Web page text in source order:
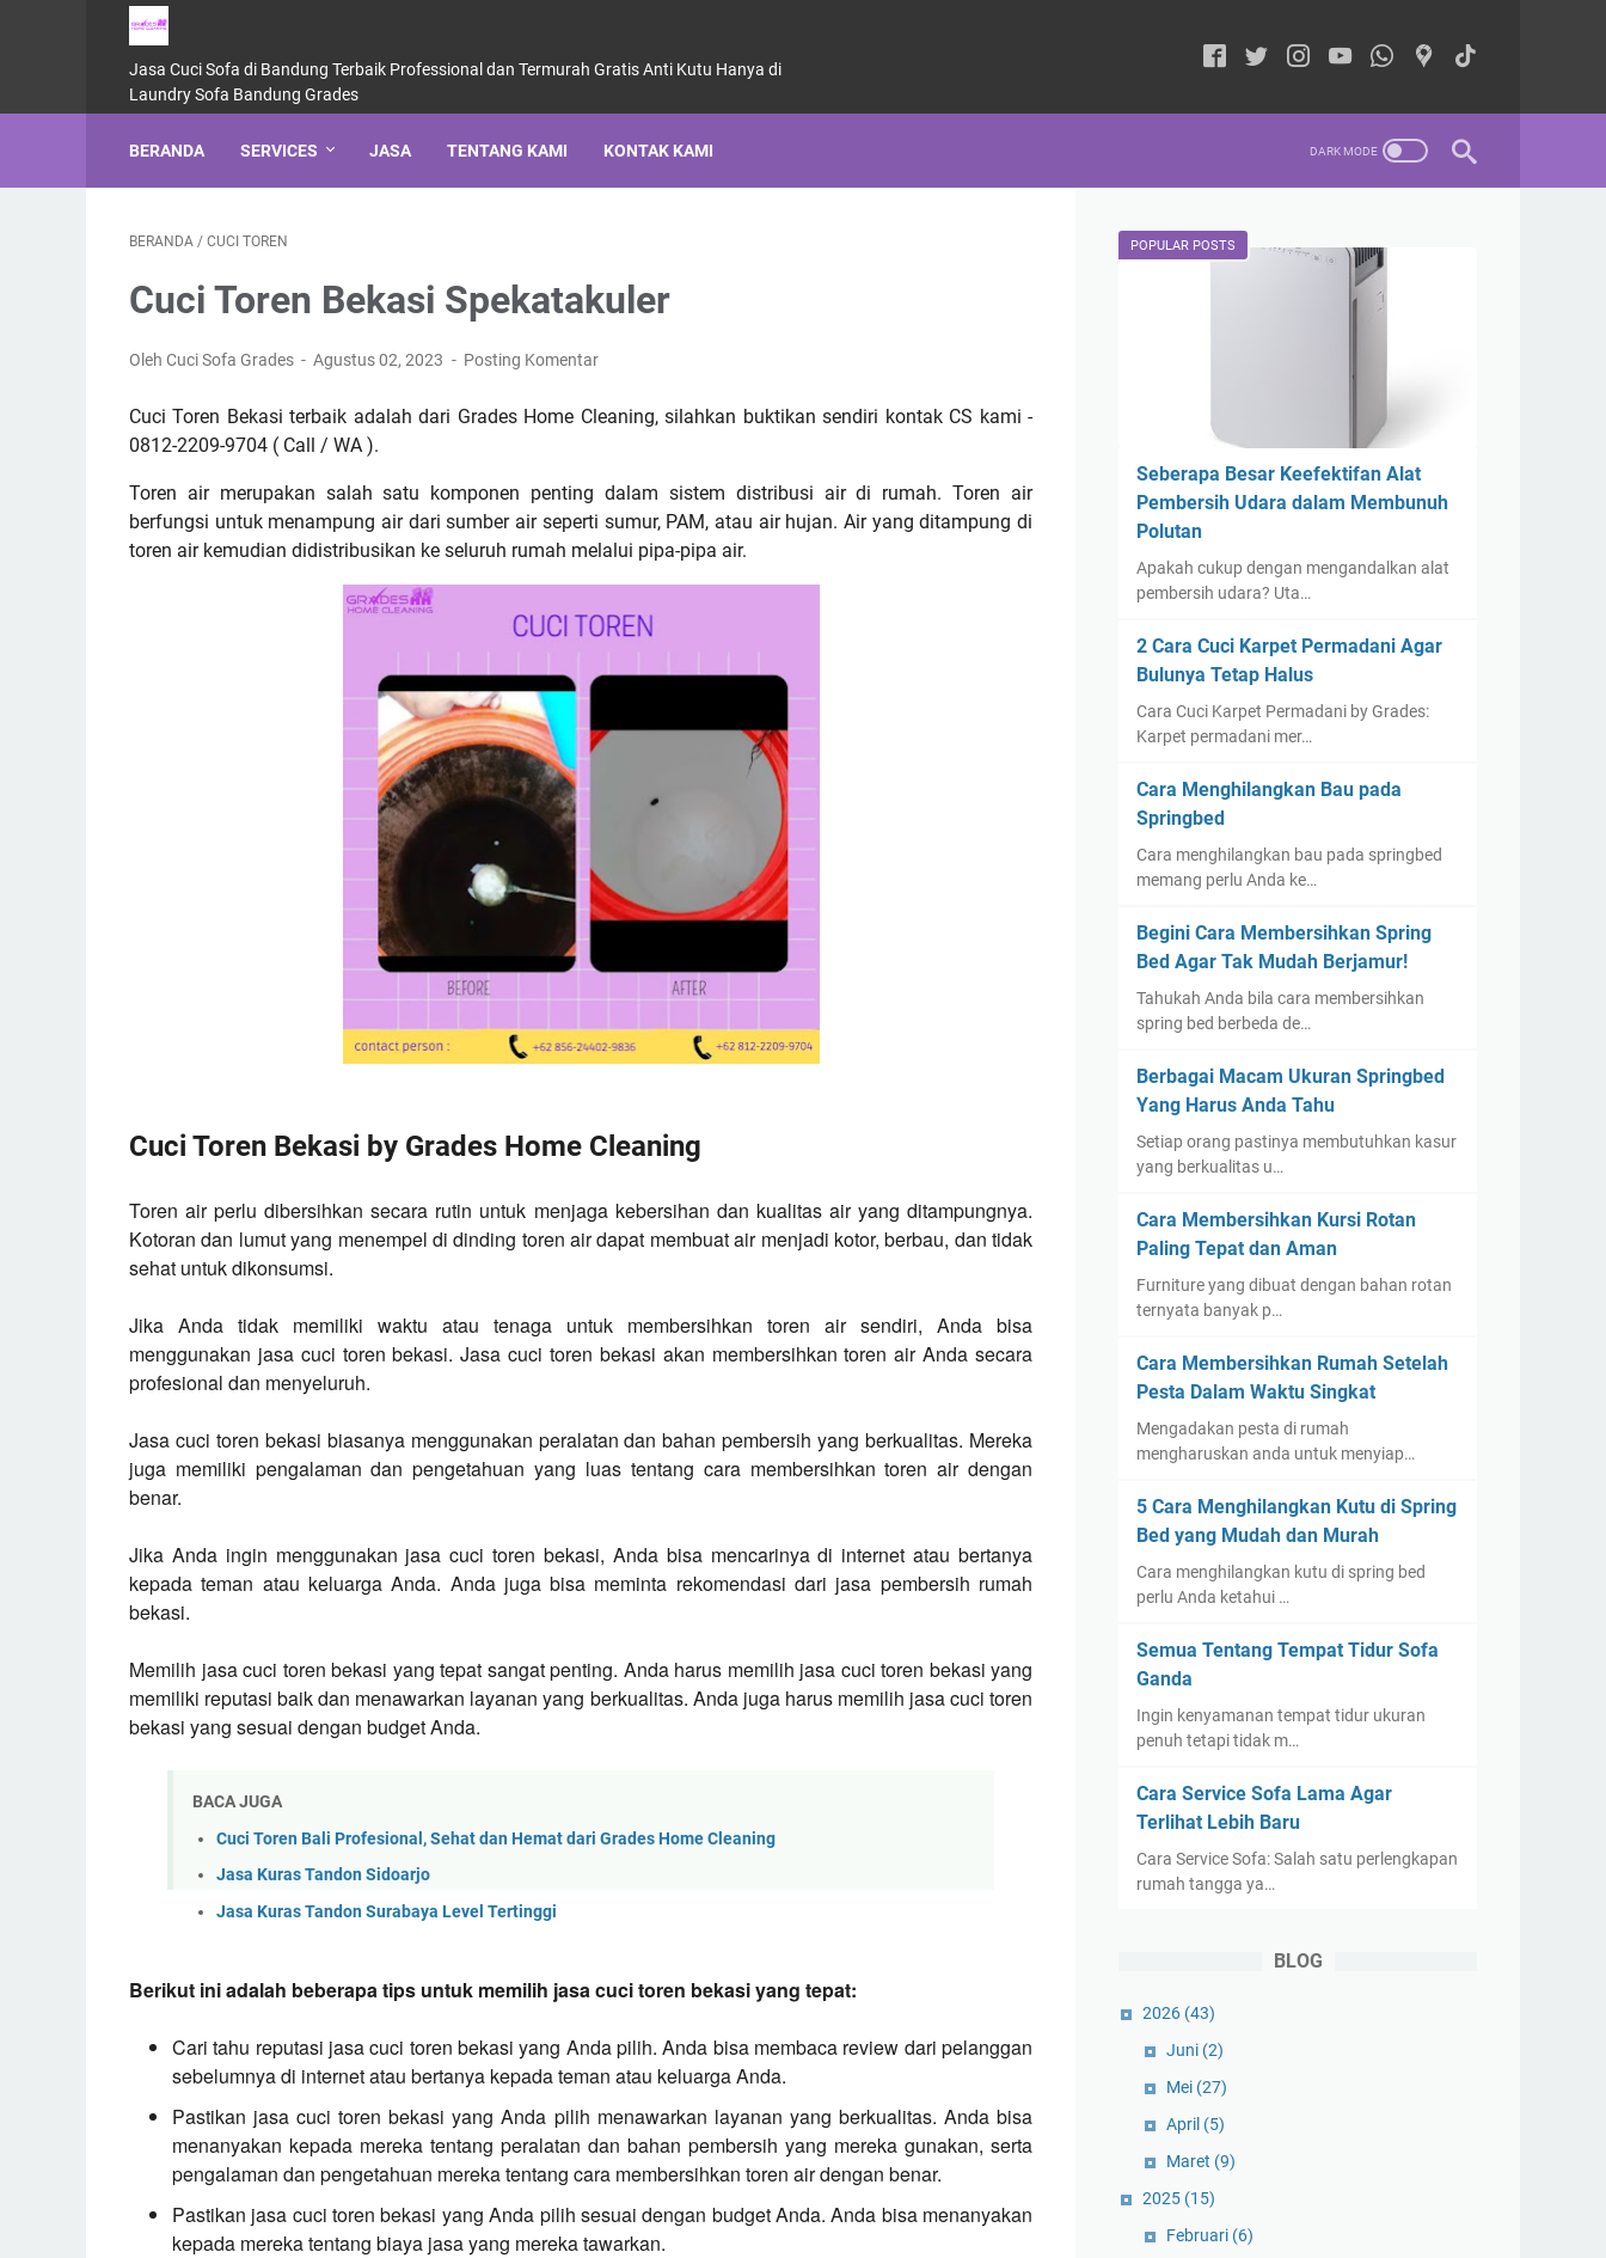
Jasa Cuci Sofa di Bandung Terbaik Professional dan Termurah Gratis Anti Kutu Hanya di
Laundry Sofa Bandung Grades
BERANDA SERVICES JASA TENTANG KAMI KONTAK KAMI
BERANDA / CUCI TOREN
Cuci Toren Bekasi Spekatakuler
Oleh Cuci Sofa Grades Agustus 02, 2023 Posting Komentar
Cuci Toren Bekasi terbaik adalah dari Grades Home Cleaning, silahkan buktikan sendiri kontak CS kami -
0812-2209-9704 ( Call / WA ).
Toren air merupakan salah satu komponen penting dalam sistem distribusi air di rumah. Toren air
berfungsi untuk menampung air dari sumber air seperti sumur, PAM, atau air hujan. Air yang ditampung di
toren air kemudian didistribusikan ke seluruh rumah melalui pipa-pipa air.
Cuci Toren Bekasi by Grades Home Cleaning
Toren air perlu dibersihkan secara rutin untuk menjaga kebersihan dan kualitas air yang ditampungnya.
Kotoran dan lumut yang menempel di dinding toren air dapat membuat air menjadi kotor, berbau, dan tidak
sehat untuk dikonsumsi.
Jika Anda tidak memiliki waktu atau tenaga untuk membersihkan toren air sendiri, Anda bisa
menggunakan jasa cuci toren bekasi. Jasa cuci toren bekasi akan membersihkan toren air Anda secara
profesional dan menyeluruh.
Jasa cuci toren bekasi biasanya menggunakan peralatan dan bahan pembersih yang berkualitas. Mereka
juga memiliki pengalaman dan pengetahuan yang luas tentang cara membersihkan toren air dengan
benar.
Jika Anda ingin menggunakan jasa cuci toren bekasi, Anda bisa mencarinya di internet atau bertanya
kepada teman atau keluarga Anda. Anda juga bisa meminta rekomendasi dari jasa pembersih rumah
bekasi.
Memilih jasa cuci toren bekasi yang tepat sangat penting. Anda harus memilih jasa cuci toren bekasi yang
memiliki reputasi baik dan menawarkan layanan yang berkualitas. Anda juga harus memilih jasa cuci toren
bekasi yang sesuai dengan budget Anda.
BACA JUGA
Cuci Toren Bali Profesional, Sehat dan Hemat dari Grades Home Cleaning
Jasa Kuras Tandon Sidoarjo
Jasa Kuras Tandon Surabaya Level Tertinggi
Berikut ini adalah beberapa tips untuk memilih jasa cuci toren bekasi yang tepat:
Cari tahu reputasi jasa cuci toren bekasi yang Anda pilih. Anda bisa membaca review dari pelanggan
sebelumnya di internet atau bertanya kepada teman atau keluarga Anda.
Pastikan jasa cuci toren bekasi yang Anda pilih menawarkan layanan yang berkualitas. Anda bisa
menanyakan kepada mereka tentang peralatan dan bahan pembersih yang mereka gunakan, serta
pengalaman dan pengetahuan mereka tentang cara membersihkan toren air dengan benar.
Pastikan jasa cuci toren bekasi yang Anda pilih sesuai dengan budget Anda. Anda bisa menanyakan
kepada mereka tentang biaya jasa yang mereka tawarkan.
POPULAR POSTS
Seberapa Besar Keefektifan Alat
Pembersih Udara dalam Membunuh
Polutan
Apakah cukup dengan mengandalkan alat
pembersih udara? Uta…
2 Cara Cuci Karpet Permadani Agar
Bulunya Tetap Halus
Cara Cuci Karpet Permadani by Grades:
Karpet permadani mer…
Cara Menghilangkan Bau pada
Springbed
Cara menghilangkan bau pada springbed
memang perlu Anda ke…
Begini Cara Membersihkan Spring
Bed Agar Tak Mudah Berjamur!
Tahukah Anda bila cara membersihkan
spring bed berbeda de…
Berbagai Macam Ukuran Springbed
Yang Harus Anda Tahu
Setiap orang pastinya membutuhkan kasur
yang berkualitas u…
Cara Membersihkan Kursi Rotan
Paling Tepat dan Aman
Furniture yang dibuat dengan bahan rotan
ternyata banyak p…
Cara Membersihkan Rumah Setelah
Pesta Dalam Waktu Singkat
Mengadakan pesta di rumah
mengharuskan anda untuk menyiap…
5 Cara Menghilangkan Kutu di Spring
Bed yang Mudah dan Murah
Cara menghilangkan kutu di spring bed
perlu Anda ketahui …
Semua Tentang Tempat Tidur Sofa
Ganda
Ingin kenyamanan tempat tidur ukuran
penuh tetapi tidak m…
Cara Service Sofa Lama Agar
Terlihat Lebih Baru
Cara Service Sofa: Salah satu perlengkapan
rumah tangga ya…
BLOG
2026 (43)
Juni (2)
Mei (27)
April (5)
Maret (9)
2025 (15)
Februari (6)